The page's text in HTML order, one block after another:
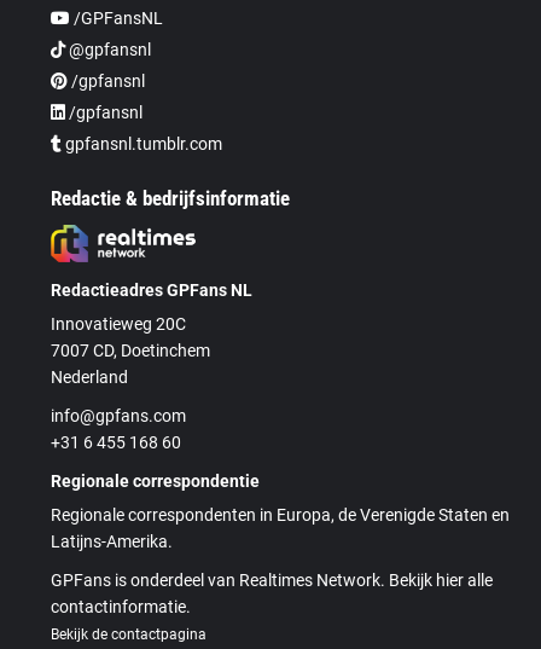
/GPFansNL
@gpfansnl
/gpfansnl
/gpfansnl
gpfansnl.tumblr.com
Redactie & bedrijfsinformatie
Redactieadres GPFans NL
Innovatieweg 20C
7007 CD, Doetinchem
Nederland
info@gpfans.com
+31 6 455 168 60
Regionale correspondentie
Regionale correspondenten in Europa, de Verenigde Staten en
Latijns-Amerika.
GPFans is onderdeel van Realtimes Network. Bekijk hier alle
contactinformatie.
Bekijk de contactpagina